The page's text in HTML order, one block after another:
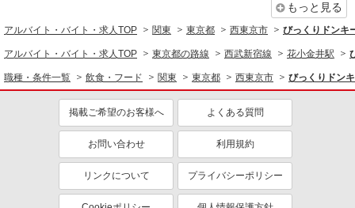
もっと見る
アルバイト・バイト・求人TOP 関東 東京都 西東京市 びっくりドン
アルバイト・バイト・求人TOP 東京都の路線 西武新宿線 花小金井駅
職種・条件一覧 飲食・フード 関東 東京都 西東京市 びっくりドン
掲載ご希望のお客様へ よくある質問
お問い合わせ 利用規約
リンクについて プライバシーポリシー